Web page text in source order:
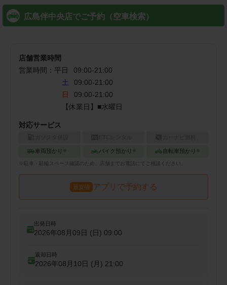
広島伴中央店でご予約（空車検索）
店舗営業時間
営業時間： 平日 09:00-21:00
土
09:00-21:00
日
09:00-21:00
【休業日】■水曜日
対応サービス
車両預かり ※ バイク預かり ※ 自転車預かり ※
※ 駐車・駐輪 スペース確認のため、店舗までお電話にてご相談ください。
最安値 アプリで予約する
出発日時
2026年08月09日 (日) 09:00
返却日時
2026年08月10日 (月) 21:00